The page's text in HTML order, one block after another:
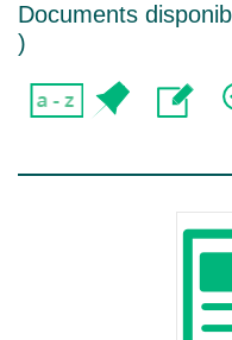
Documents
)